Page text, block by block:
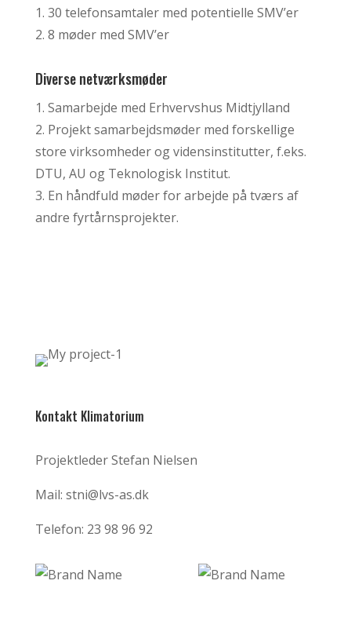
1. 30 telefonsamtaler med potentielle SMV’er
2. 8 møder med SMV’er
Diverse netværksmøder
1. Samarbejde med Erhvervshus Midtjylland
2. Projekt samarbejdsmøder med forskellige
store virksomheder og vidensinstitutter, f.eks.
DTU, AU og Teknologisk Institut.
3. En håndfuld møder for arbejde på tværs af
andre fyrtårnsprojekter.
Kontakt Klimatorium
Projektleder Stefan Nielsen
Mail: stni@lvs-as.dk
Telefon: 23 98 96 92